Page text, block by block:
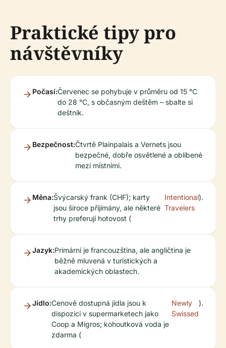
Praktické tipy pro
návštěvníky
Počasí:Červenec se pohybuje v průměru od 15 °C
do 28 °C, s občasným deštěm – sbalte si
deštník.
Bezpečnost:Čtvrtě Plainpalais a Vernets jsou
bezpečné, dobře osvětlené a oblíbené
mezi místními.
Měna:Švýcarský frank (CHF); karty
jsou široce přijímány, ale některé
trhy preferují hotovost (
Intentional
Travelers
).
Jazyk:Primární je francouzština, ale angličtina je
běžně mluvená v turistických a
akademických oblastech.
Jídlo:Cenově dostupná jídla jsou k
dispozici v supermarketech jako
Coop a Migros; kohoutková voda je
zdarma (
Newly
Swissed
).